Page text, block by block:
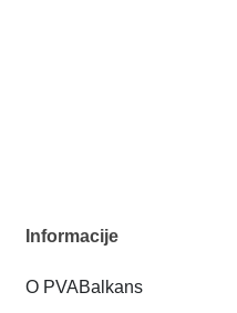
Informacije
O PVABalkans